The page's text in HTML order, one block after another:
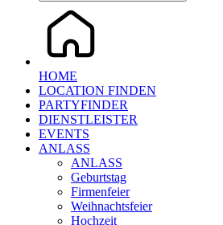
HOME
LOCATION FINDEN
PARTYFINDER
DIENSTLEISTER
EVENTS
ANLASS
ANLASS
Geburtstag
Firmenfeier
Weihnachtsfeier
Hochzeit